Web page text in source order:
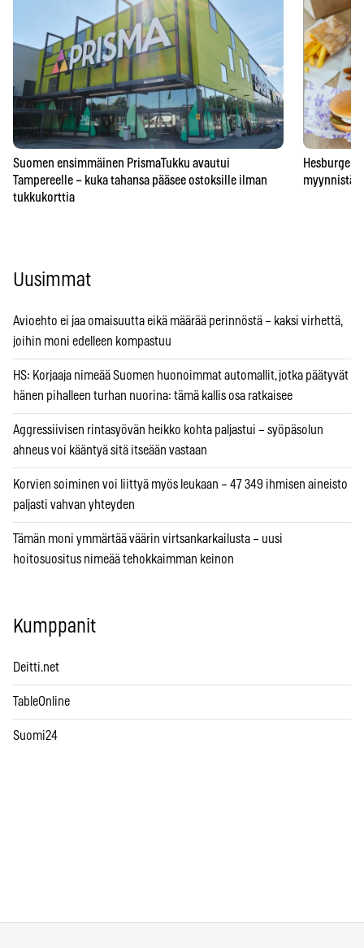
Suomen ensimmäinen PrismaTukku avautui
Tampereelle – kuka tahansa pääsee ostoksille ilman
tukkukorttia
myynnistä
Uusimmat
Avioehto ei jaa omaisuutta eikä määrää perinnöstä – kaksi virhettä,
joihin moni edelleen kompastuu
HS: Korjaaja nimeää Suomen huonoimmat automallit, jotka päätyvät
hänen pihalleen turhan nuorina: tämä kallis osa ratkaisee
Aggressiivisen rintasyövän heikko kohta paljastui – syöpäsolun
ahneus voi kääntyä sitä itseään vastaan
Korvien soiminen voi liittyä myös leukaan – 47 349 ihmisen aineisto
paljasti vahvan yhteyden
Tämän moni ymmärtää väärin virtsankarkailusta – uusi
hoitosuositus nimeää tehokkaimman keinon
Kumppanit
Deitti.net
TableOnline
Suomi24